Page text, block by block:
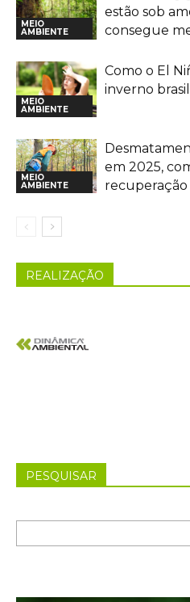
MEIO
AMBIENTE
estão sob
consegue
MEIO
AMBIENTE
Como o El
inverno
MEIO
AMBIENTE
em 2025,
recuperação
REALIZAÇÃO
PESQUISAR